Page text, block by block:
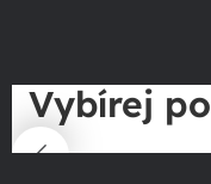
Vybírej